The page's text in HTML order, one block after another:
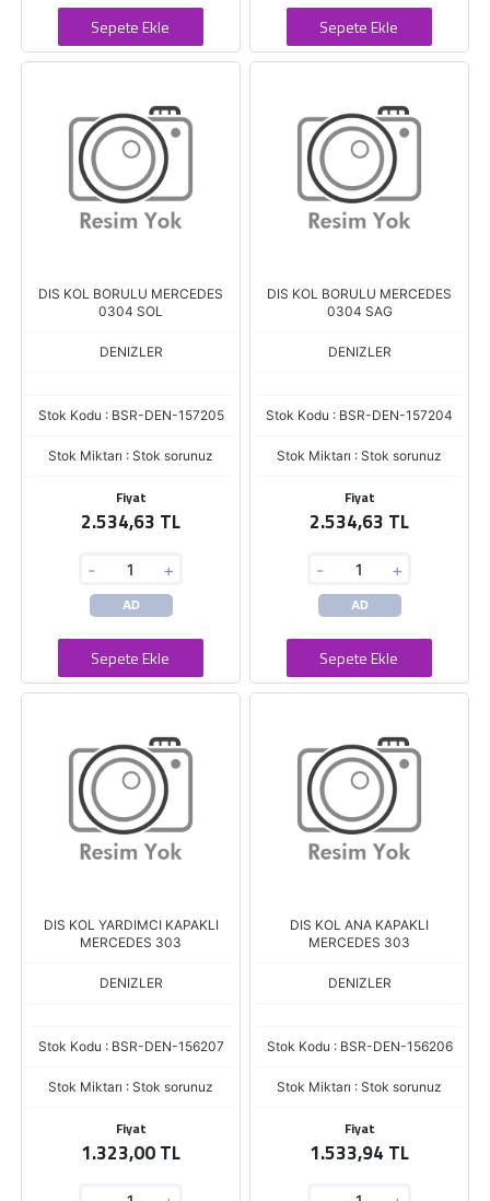
Sepete Ekle Sepete Ekle
DIS KOL BORULU MERCEDES
0304 SOL
DENIZLER
Stok Kodu : BSR-DEN-157205
Stok Miktarı : Stok sorunuz
Fiyat
2.534,63 TL
- +
AD
Sepete Ekle
DIS KOL BORULU MERCEDES
0304 SAG
DENIZLER
Stok Kodu : BSR-DEN-157204
Stok Miktarı : Stok sorunuz
Fiyat
2.534,63 TL
- +
AD
Sepete Ekle
DIS KOL YARDIMCI KAPAKLI
MERCEDES 303
DENIZLER
Stok Kodu : BSR-DEN-156207
Stok Miktarı : Stok sorunuz
Fiyat
1.323,00 TL
DIS KOL ANA KAPAKLI
MERCEDES 303
DENIZLER
Stok Kodu : BSR-DEN-156206
Stok Miktarı : Stok sorunuz
Fiyat
1.533,94 TL